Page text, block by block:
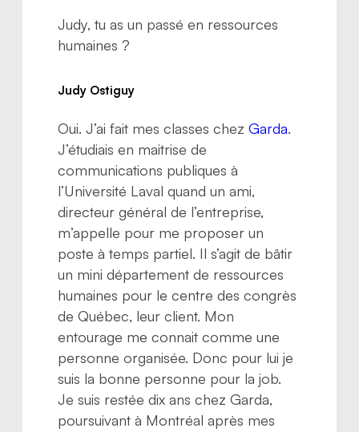
Judy, tu as un passé en ressources
humaines ?
Judy Ostiguy
Oui. J’ai fait mes classes chezGarda.
J’étudiais en maitrise de
communications publiques à
l’Université Laval quand un ami,
directeur général de l’entreprise,
m’appelle pour me proposer un
poste à temps partiel. Il s’agit de bâtir
un mini département de ressources
humaines pour le centre des congrès
de Québec, leur client. Mon
entourage me connait comme une
personne organisée. Donc pour lui je
suis la bonne personne pour la job.
Je suis restée dix ans chez Garda,
poursuivant à Montréal après mes